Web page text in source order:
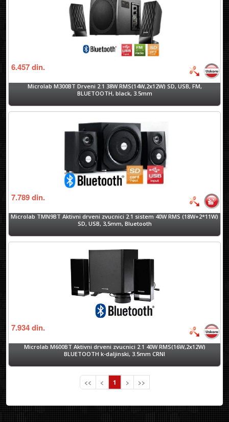
6.457din.
Microlab M300BT Drveni 2.1 38W RMS(14W,2x12W) SD, USB, FM,
BLUETOOTH, black, 3.5mm
7.789din.
Microlab TMN9BT Aktivni drveni zvucnici 2.1 sistem 40W RMS (18W+2*11W)
SD, USB, 3,5mm, Bluetooth
7.934din.
Microlab M600BT Aktivni drveni zvucnici 2.1 40W RMS(16W,2x12W)
BLUETOOTH k-daljinski, 3.5mm CRNI
<< < 1 > >>